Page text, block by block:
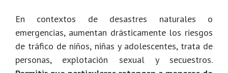
En contextos de desastres naturales o
emergencias, aumentan drásticamente los riesgos
de tráfico de niños, niñas y adolescentes, trata de
personas, explotación sexual y secuestros.